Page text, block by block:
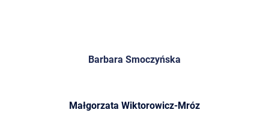
Barbara Smoczyńska
Małgorzata Wiktorowicz-Mróz